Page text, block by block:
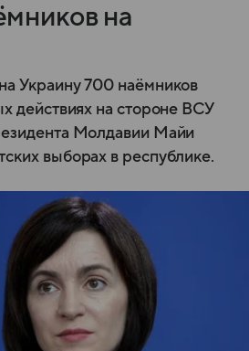
на
Украину 700 наёмников
действиях на стороне ВСУ
Молдавии Майи
выборах в республике.